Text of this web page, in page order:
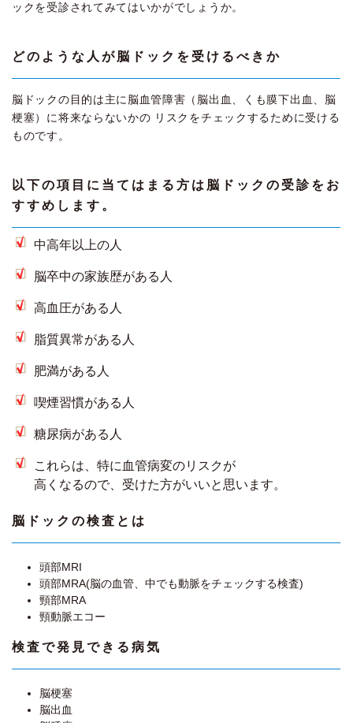
ックを受診されてみてはいかがでしょうか。
どのような人が脳ドックを受けるべきか
脳ドックの目的は主に脳血管障害（脳出血、くも膜下出血、脳
梗塞）に将来ならないかの リスクをチェックするために受ける
ものです。
以下の項目に当てはまる方は脳ドックの受診をお
すすめします。
中高年以上の人
脳卒中の家族歴がある人
高血圧がある人
脂質異常がある人
肥満がある人
喫煙習慣がある人
糖尿病がある人
これらは、特に血管病変のリスクが
高くなるので、受けた方がいいと思います。
脳ドックの検査とは
頭部MRI
頭部MRA(脳の血管、中でも動脈をチェックする検査)
頸部MRA
頸動脈エコー
検査で発見できる病気
脳梗塞
脳出血